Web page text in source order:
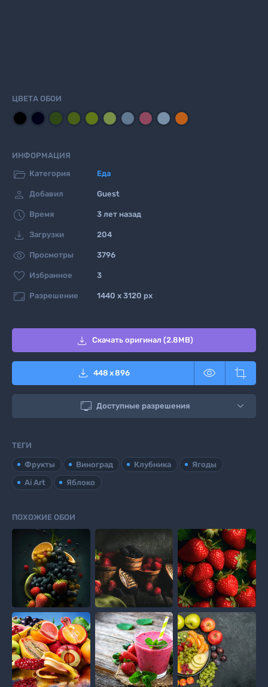
ЦВЕТА ОБОИ
ИНФОРМАЦИЯ
 Категория Еда
 Добавил Guest
 Время 3 лет назад
 Загрузки 204
 Просмотры 3796
 Избранное 3
 Разрешение 1440 x 3120 px
 Скачать оригинал (2.8MB)
 448 x896  
 Доступные разрешения
ТЕГИ
Фрукты Виноград Клубника
Ягоды
Ai Art
Яблоко
ПОХОЖИЕ ОБОИ